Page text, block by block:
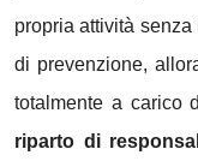
propria attività
di prevenzione,
totalmente a carico
riparto di